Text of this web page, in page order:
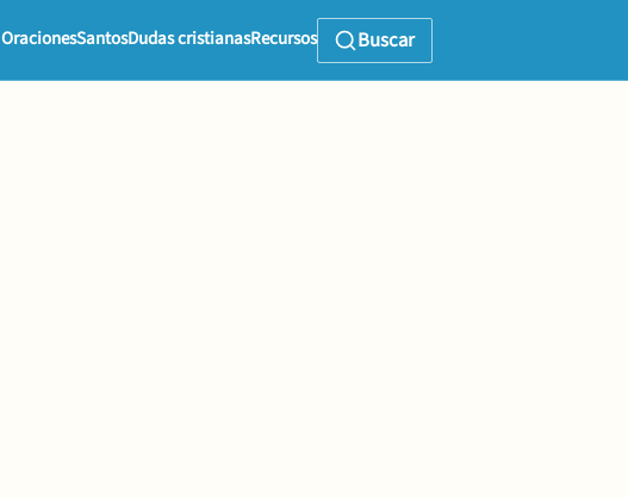
OracionesSantosDudas cristianasRecursos Buscar